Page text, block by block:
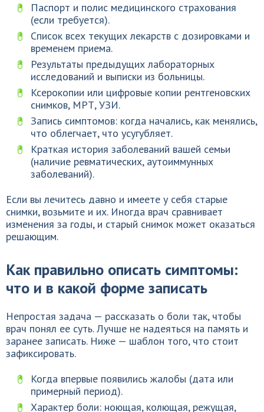
Паспорт и полис медицинского страхования
(если требуется).
Список всех текущих лекарств с дозировками и
временем приема.
Результаты предыдущих лабораторных
исследований и выписки из больницы.
Ксерокопии или цифровые копии рентгеновских
снимков, МРТ, УЗИ.
Запись симптомов: когда начались, как менялись,
что облегчает, что усугубляет.
Краткая история заболеваний вашей семьи
(наличие ревматических, аутоиммунных
заболеваний).
Если вы лечитесь давно и имеете у себя старые
снимки, возьмите и их. Иногда врач сравнивает
изменения за годы, и старый снимок может оказаться
решающим.
Как правильно описать симптомы:
что и в какой форме записать
Непростая задача — рассказать о боли так, чтобы
врач понял ее суть. Лучше не надеяться на память и
заранее записать. Ниже — шаблон того, что стоит
зафиксировать.
Когда впервые появились жалобы (дата или
примерный период).
Характер боли: ноющая, колющая, режущая,